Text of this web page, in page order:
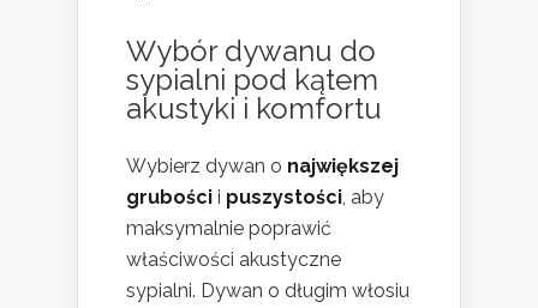
Wybór dywanu do
sypialni pod kątem
akustyki i komfortu
Wybierz dywan o największej
grubości i puszystości, aby
maksymalnie poprawić
właściwości akustyczne
sypialni. Dywan o długim włosiu